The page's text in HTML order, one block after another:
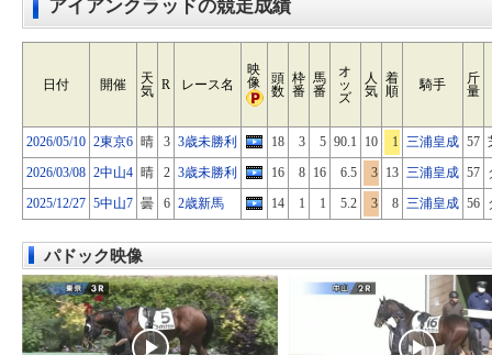
アイアンクラッドの競走成績
日付 開催
天
気 R レース名
映
像
頭
数
枠
番
馬
番
オ
ッ
ズ
人
気
着
順
騎手
斤
量
2026/05/10 2東京6 晴 3 3歳未勝利 18 3 5 90.1 10 1 三浦皇成 57
2026/03/08 2中山4 晴 2 3歳未勝利 16 8 16 6.5 3 13 三浦皇成 57
2025/12/27 5中山7 曇 6 2歳新馬 14 1 1 5.2 3 8 三浦皇成 56
パドック映像